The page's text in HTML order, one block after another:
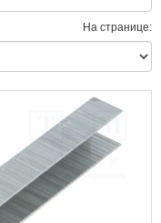
На странице: